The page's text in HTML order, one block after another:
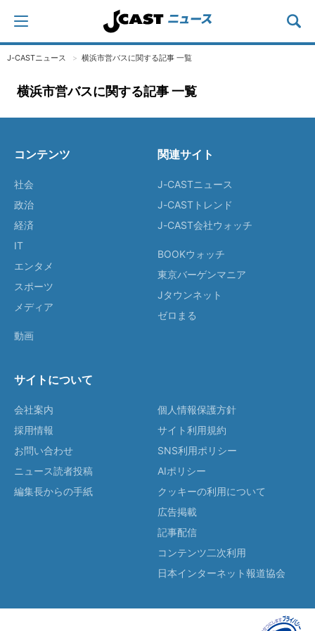
J-CASTニュース 横浜市営バスに関する記事 一覧
横浜市営バスに関する記事 一覧
コンテンツ
社会
政治
経済
IT
エンタメ
スポーツ
メディア
動画
関連サイト
J-CASTニュース
J-CASTトレンド
J-CAST会社ウォッチ
BOOKウォッチ
東京バーゲンマニア
Jタウンネット
ゼロまる
サイトについて
会社案内
採用情報
お問い合わせ
ニュース読者投稿
編集長からの手紙
個人情報保護方針
サイト利用規約
SNS利用ポリシー
AIポリシー
クッキーの利用について
広告掲載
記事配信
コンテンツ二次利用
日本インターネット報道協会